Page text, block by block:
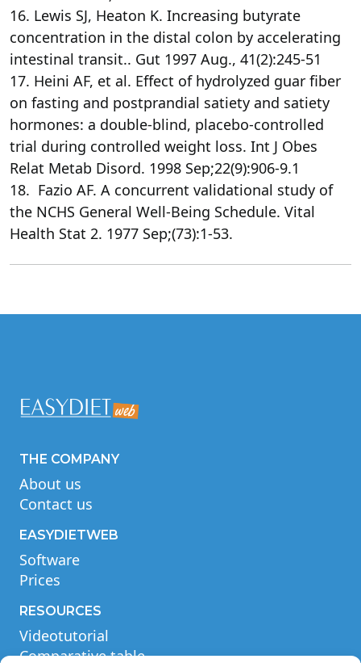
16. Lewis SJ, Heaton K. Increasing butyrate
concentration in the distal colon by accelerating
intestinal transit.. Gut 1997 Aug., 41(2):245-51
17. Heini AF, et al. Effect of hydrolyzed guar fiber
on fasting and postprandial satiety and satiety
hormones: a double-blind, placebo-controlled
trial during controlled weight loss. Int J Obes
Relat Metab Disord. 1998 Sep;22(9):906-9.1
18. Fazio AF. A concurrent validational study of
the NCHS General Well-Being Schedule. Vital
Health Stat 2. 1977 Sep;(73):1-53.
THE COMPANY
About us
Contact us
EASYDIETWEB
Software
Prices
RESOURCES
Videotutorial
Comparative table